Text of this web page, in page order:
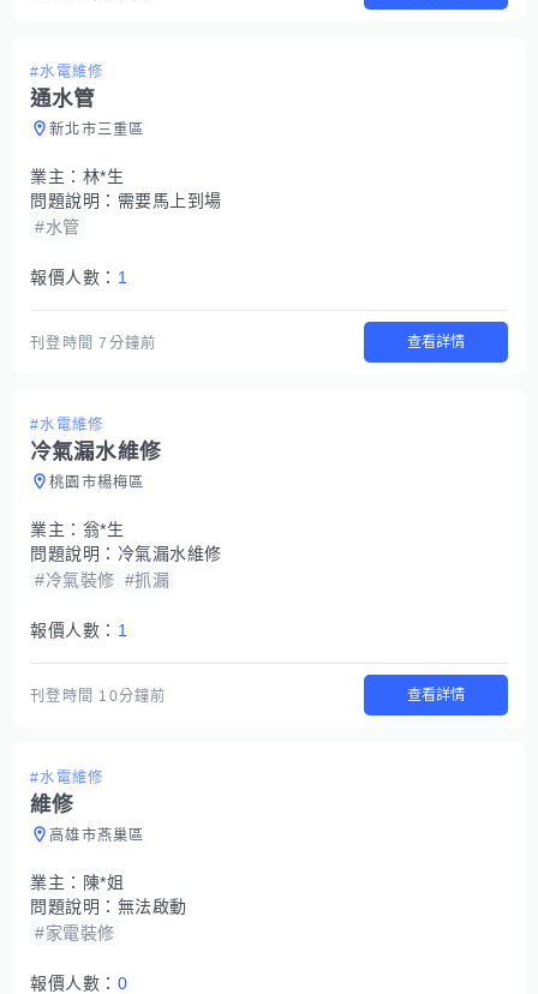
#水電維修
通水管
新北市三重區
業主： 林*生
問題說明： 需要馬上到場
#水管
報價人數： 1
刊登時間7分鐘前 查看詳情
#水電維修
冷氣漏水維修
桃園市楊梅區
業主： 翁*生
問題說明： 冷氣漏水維修
#冷氣裝修 #抓漏
報價人數： 1
刊登時間 10分鐘前 查看詳情
#水電維修
維修
高雄市燕巢區
業主： 陳*姐
問題說明： 無法啟動
#家電裝修
報價人數： 0